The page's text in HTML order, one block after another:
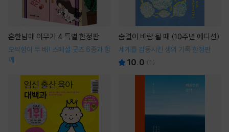
흔한남매 이무기 4 특별 한정판
오싹함이 두 배! 스페셜 굿즈 6종과 함
께
숨결이 바람 될 때 (10주년 에디션)
세계를 감동시킨 생의 기록 한정판
10.0 (1 )